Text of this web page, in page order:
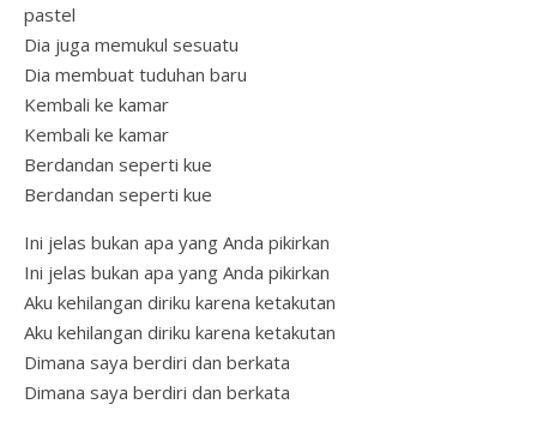
pastel
Dia juga memukul sesuatu
Dia membuat tuduhan baru
Kembali ke kamar
Kembali ke kamar
Berdandan seperti kue
Berdandan seperti kue
Ini jelas bukan apa yang Anda pikirkan
Ini jelas bukan apa yang Anda pikirkan
Aku kehilangan diriku karena ketakutan
Aku kehilangan diriku karena ketakutan
Dimana saya berdiri dan berkata
Dimana saya berdiri dan berkata